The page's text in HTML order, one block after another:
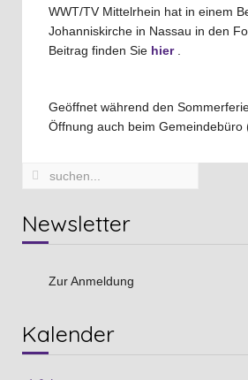
WWT/TV Mittelrhein hat in einem
Johanniskirche in Nassau in den
Beitrag finden Sie hier
Geöffnet während den
Öffnung auch beim Gemeindebüro
Newsletter
Zur Anmeldung
Kalender
Jahr
Monat
JahrMonat